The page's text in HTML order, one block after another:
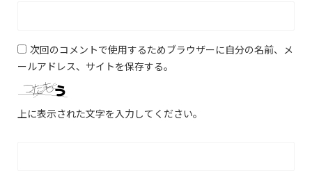
次回のコメントで使用するためブラウザーに自分の名前、メ
ールアドレス、サイトを保存する。
上に表示された文字を入力してください。